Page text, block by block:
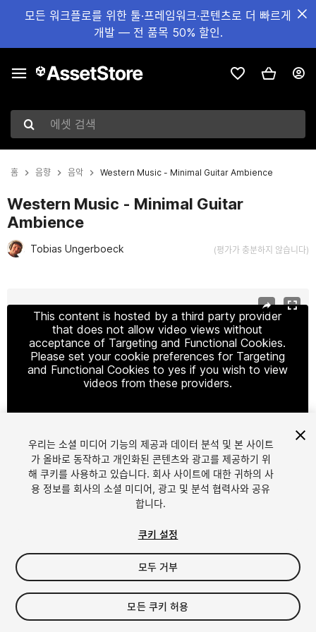
모든 워크플로를 위한 툴·프레임워크·콘텐츠로 더 빠르게
개발 — 전 품목 50% 할인.
에셋 검색
홈 음향 음악 Western Music - Minimal Guitar Ambience
Western Music - Minimal Guitar
Ambience
Tobias Ungerboeck (평가가 충분하지 않습니다)
This content is hosted by a third party provider
that does not allow video views without
acceptance of Targeting and Functional Cookies.
Please set your cookie preferences for Targeting
and Functional Cookies to yes if you wish to view
videos from these providers.
Cookie Settings
1/ 2
$15.99
세금/부가세는 결제 시 반영됩니다.
우리는 소셜 미디어 기능의 제공과 데이터 분석 및 본 사이트
가 올바로 동작하고 개인화된 콘텐츠와 광고를 제공하기 위
해 쿠키를 사용하고 있습니다. 회사 사이트에 대한 귀하의 사
용 정보를 회사의 소셜 미디어, 광고 및 분석 협력사와 공유
합니다.
쿠키 설정
모두 거부
모든 쿠키 허용